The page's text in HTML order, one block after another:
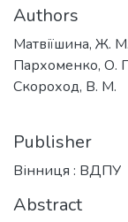
Authors
Матвіїшина, Ж. М.
Пархоменко, О.
Скороход, В. М.
Publisher
Вінниця : ВДПУ
Abstract